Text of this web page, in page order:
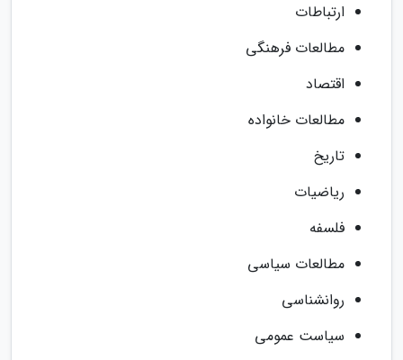
ارتباطات
مطالعات فرهنگی
اقتصاد
مطالعات خانواده
تاریخ
ریاضیات
فلسفه
مطالعات سیاسی
روانشناسی
سیاست عمومی